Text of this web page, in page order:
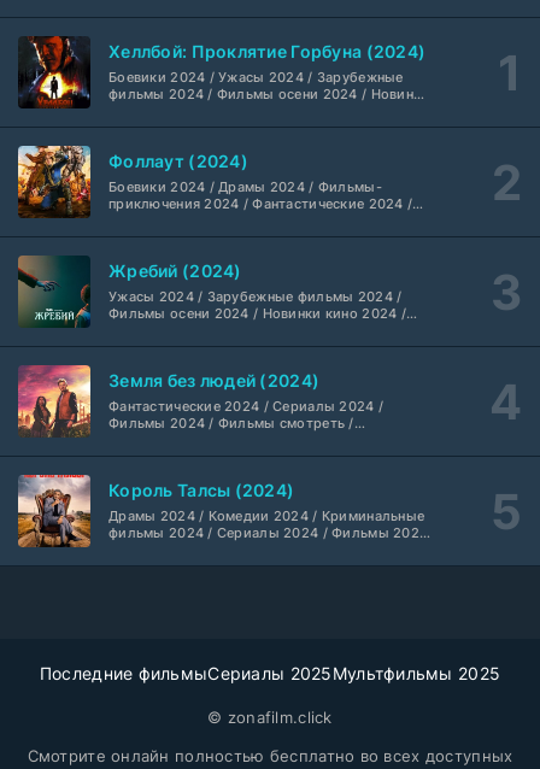
Шугар (2026)
Укрытие (2026)
1-3 сезон
5 серия
HDrezka Studio
Мыс страха (2026)
1 сезон
Dragon Money Studio
Библиотекари: Следующая глава (2026)
1-2 сезон
2 серия
1 сезон
Дубляж HDrezka St.
Анна медиум (2021-2026)
1-5 сезон
2 серия
Страна боев (2026)
Хеллбой: Проклятие Горбуна (2024)
Боевики 2024 / Ужасы 2024 / Зарубежные
фильмы 2024 / Фильмы осени 2024 / Новинки
2024 / Американские фильмы / Фильмы
высоким рейтингом / Интересные фильмы /
Крутые фильмы / Популярные фильмы
Фоллаут (2024)
Боевики 2024 / Драмы 2024 / Фильмы-
приключения 2024 / Фантастические 2024 /
смотреть / Сериалы в 4K UHD / Американские
Жребий (2024)
Ужасы 2024 / Зарубежные фильмы 2024 /
Фильмы осени 2024 / Новинки кино 2024 /
Американские фильмы / Фильмы смотреть /
фильмы / Крутые фильмы / Популярные
фильмы
Земля без людей (2024)
Фантастические 2024 / Сериалы 2024 /
Фильмы 2024 / Фильмы смотреть /
Король Талсы (2024)
Драмы 2024 / Комедии 2024 / Криминальные
фильмы 2024 / Сериалы 2024 / Фильмы 2024
Последние фильмыСериалы 2025Мультфильмы 2025
© zonafilm.click
Смотрите онлайн полностью бесплатно во всех доступных